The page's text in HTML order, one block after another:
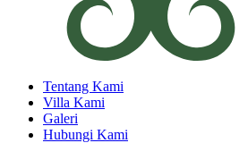
Tentang Kami
Villa Kami
Galeri
Hubungi Kami